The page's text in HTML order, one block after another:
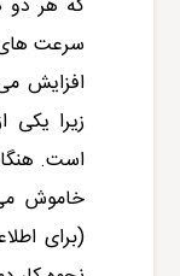
که هر دو
سرعت
افزایش
زیرا یکی
است.
خاموش
(برای